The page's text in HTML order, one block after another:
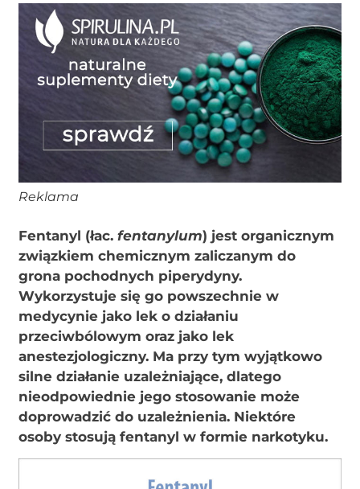
Reklama
Fentanyl (łac.fentanylum) jest organicznym
związkiem chemicznym zaliczanym do
grona pochodnych piperydyny.
Wykorzystuje się go powszechnie w
medycynie jako lek o działaniu
przeciwbólowym oraz jako lek
anestezjologiczny. Ma przy tym wyjątkowo
silne działanie uzależniające, dlatego
nieodpowiednie jego stosowanie może
doprowadzić do uzależnienia. Niektóre
osoby stosują fentanyl w formie narkotyku.